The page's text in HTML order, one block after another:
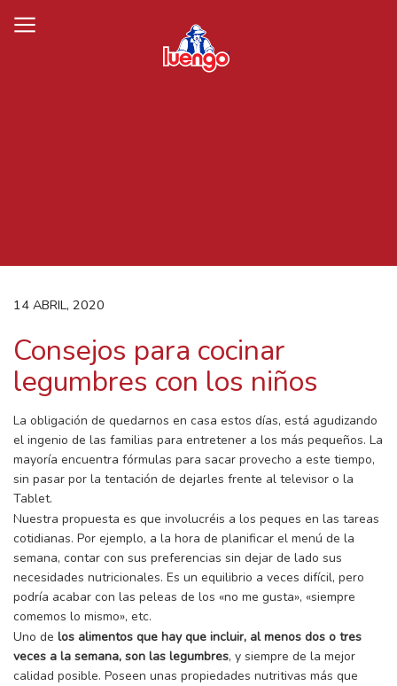
14 ABRIL, 2020
Consejos para cocinar
legumbres con los niños
La obligación de quedarnos en casa estos días, está agudizando
el ingenio de las familias para entretener a los más pequeños. La
mayoría encuentra fórmulas para sacar provecho a este tiempo,
sin pasar por la tentación de dejarles frente al televisor o la
Tablet.
Nuestra propuesta es que involucréis a los peques en las tareas
cotidianas. Por ejemplo, a la hora de planificar el menú de la
semana, contar con sus preferencias sin dejar de lado sus
necesidades nutricionales. Es un equilibrio a veces difícil, pero
podría acabar con las peleas de los «no me gusta», «siempre
comemos lo mismo», etc.
Uno de los alimentos que hay que incluir, al menos dos o tres
veces a la semana, son las legumbres, y siempre de la mejor
calidad posible. Poseen unas propiedades nutritivas más que